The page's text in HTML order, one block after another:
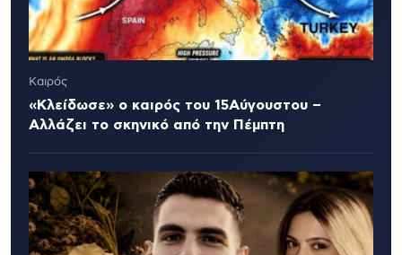
Καιρός
«Κλείδωσε» ο καιρός του 15Αύγουστου –
Αλλάζει το σκηνικό από την Πέμπτη